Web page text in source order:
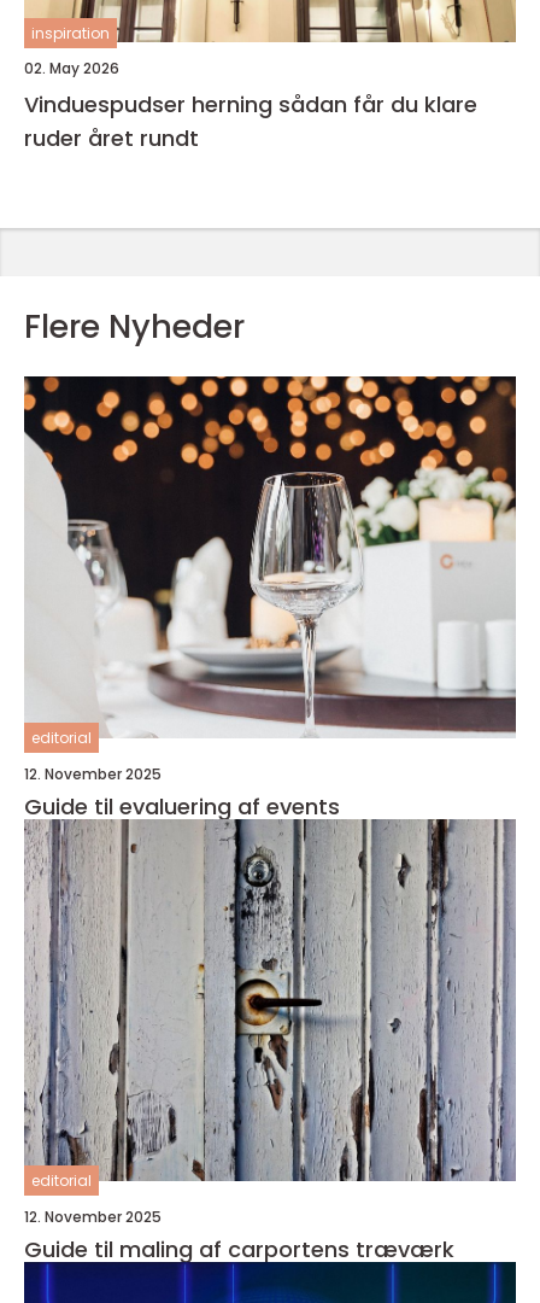
inspiration
02. May 2026
Vinduespudser herning sådan får du klare
ruder året rundt
Flere Nyheder
editorial
12. November 2025
Guide til evaluering af events
editorial
12. November 2025
Guide til maling af carportens træværk